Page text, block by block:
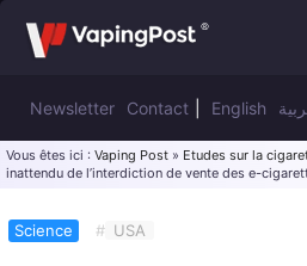
Newsletter Contact English
Vous êtes ici : Vaping Post » Etudes sur la
inattendu de l’interdiction de vente des e-
Science # USA